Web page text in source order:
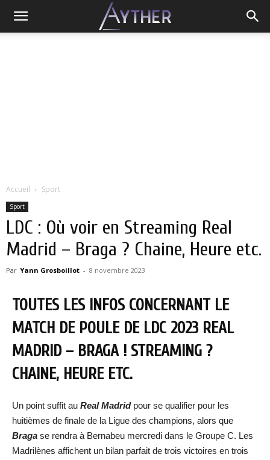
Accueil Sport
Sport
LDC : Où voir en Streaming Real
Madrid – Braga ? Chaine, Heure etc.
Par Yann Grosboillot - 8 novembre 2023
TOUTES LES INFOS CONCERNANT LE
MATCH DE POULE DE LDC 2023 REAL
MADRID – BRAGA ! STREAMING ?
CHAINE, HEURE ETC.
Un point suffit au Real Madrid pour se qualifier pour les
huitièmes de finale de la Ligue des champions, alors que
Braga se rendra à Bernabeu mercredi dans le Groupe C. Les
Madrilènes affichent un bilan parfait de trois victoires en trois